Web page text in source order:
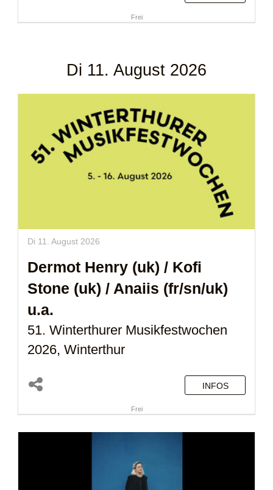
Frei
Di 11. August 2026
Di 11. August 2026
Dermot Henry (uk) / Kofi
Stone (uk) / Anaiis (fr/sn/uk)
u.a.
51. Winterthurer Musikfestwochen
2026, Winterthur
INFOS
Frei